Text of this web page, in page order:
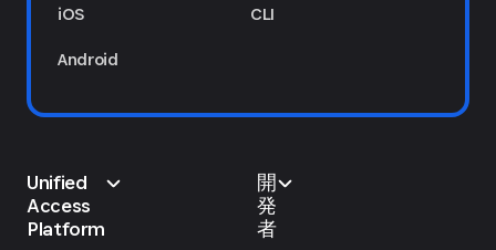
iOS
Android
CLI
Unified
Access
Platform
開
発
者